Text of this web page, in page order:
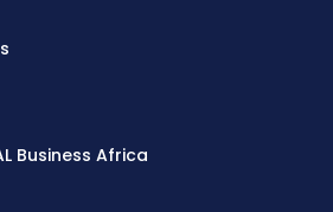
Business Africa